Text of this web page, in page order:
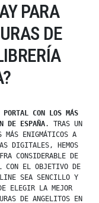
PARA
DE
PORTAL CON LOS MÁS
DE ESPAÑA. TRAS UN
MÁS ENIGMÁTICOS A
DIGITALES, HEMOS
CONSIDERABLE DE
CON EL OBJETIVO DE
SEA SENCILLO Y
ELEGIR LA MEJOR
DE ANGELITOS EN